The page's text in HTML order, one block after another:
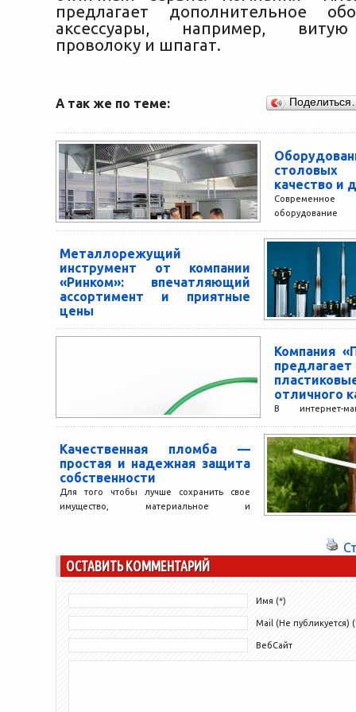
предлагает дополнительное
аксессуары, например,
проволоку и шпагат.
А так же по теме:
качество и
оборудование
магазин
постоянным и
приобрести
Металлорежущий
инструмент от компании
«Ринком»: впечатляющий
ассортимент и приятные
цены
металлорежущий инструмент по отличным
Компания
отличного
В интернет-
одноразовых
видов:
запечатывают
Качественная пломба —
простая и надежная защита
собственности
Для того чтобы лучше сохранить свое
имущество, материальное и
видеонаблюдения...
ОСТАВИТЬ КОММЕНТАРИЙ
Имя (*)
Mail (Не публикуется)
ВебСайт